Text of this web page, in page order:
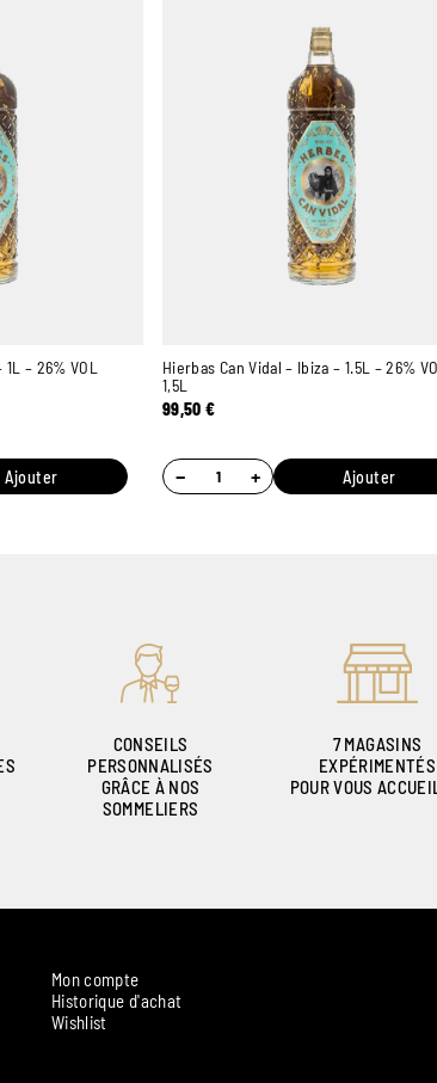
– 26% VOL
Ajouter
Hierbas Can Vidal – Ibiza – 1.5L – 26%
1,5L
99,50€
− + Ajouter
CONSEILS
PERSONNALISÉS
GRÂCE À NOS
SOMMELIERS
7 MAGASINS
EXPÉRIMENTÉS
POUR VOUS
Mon compte
Historique d'achat
Wishlist